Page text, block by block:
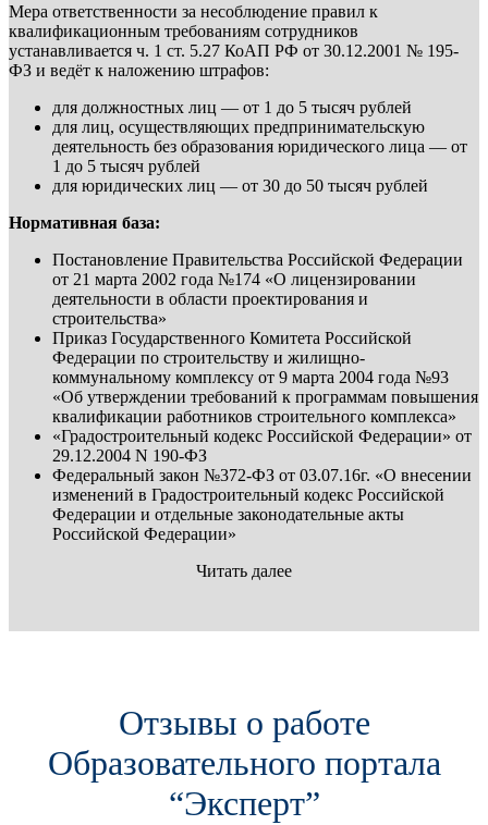
Мера ответственности за несоблюдение правил к
квалификационным требованиям сотрудников
устанавливается ч. 1 ст. 5.27 КоАП РФ от 30.12.2001 № 195-
ФЗ и ведёт к наложению штрафов:
для должностных лиц — от 1 до 5 тысяч рублей
для лиц, осуществляющих предпринимательскую
деятельность без образования юридического лица — от
1 до 5 тысяч рублей
для юридических лиц — от 30 до 50 тысяч рублей
Нормативная база:
Постановление Правительства Российской Федерации
от 21 марта 2002 года №174 «О лицензировании
деятельности в области проектирования и
строительства»
Приказ Государственного Комитета Российской
Федерации по строительству и жилищно-
коммунальному комплексу от 9 марта 2004 года №93
«Об утверждении требований к программам повышения
квалификации работников строительного комплекса»
«Градостроительный кодекс Российской Федерации» от
29.12.2004 N 190-ФЗ
Федеральный закон №372-ФЗ от 03.07.16г. «О внесении
изменений в Градостроительный кодекс Российской
Федерации и отдельные законодательные акты
Российской Федерации»
Читать далее
Отзывы о работе
Образовательного портала
“Эксперт”